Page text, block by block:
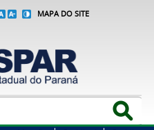
MAPA DO SITE